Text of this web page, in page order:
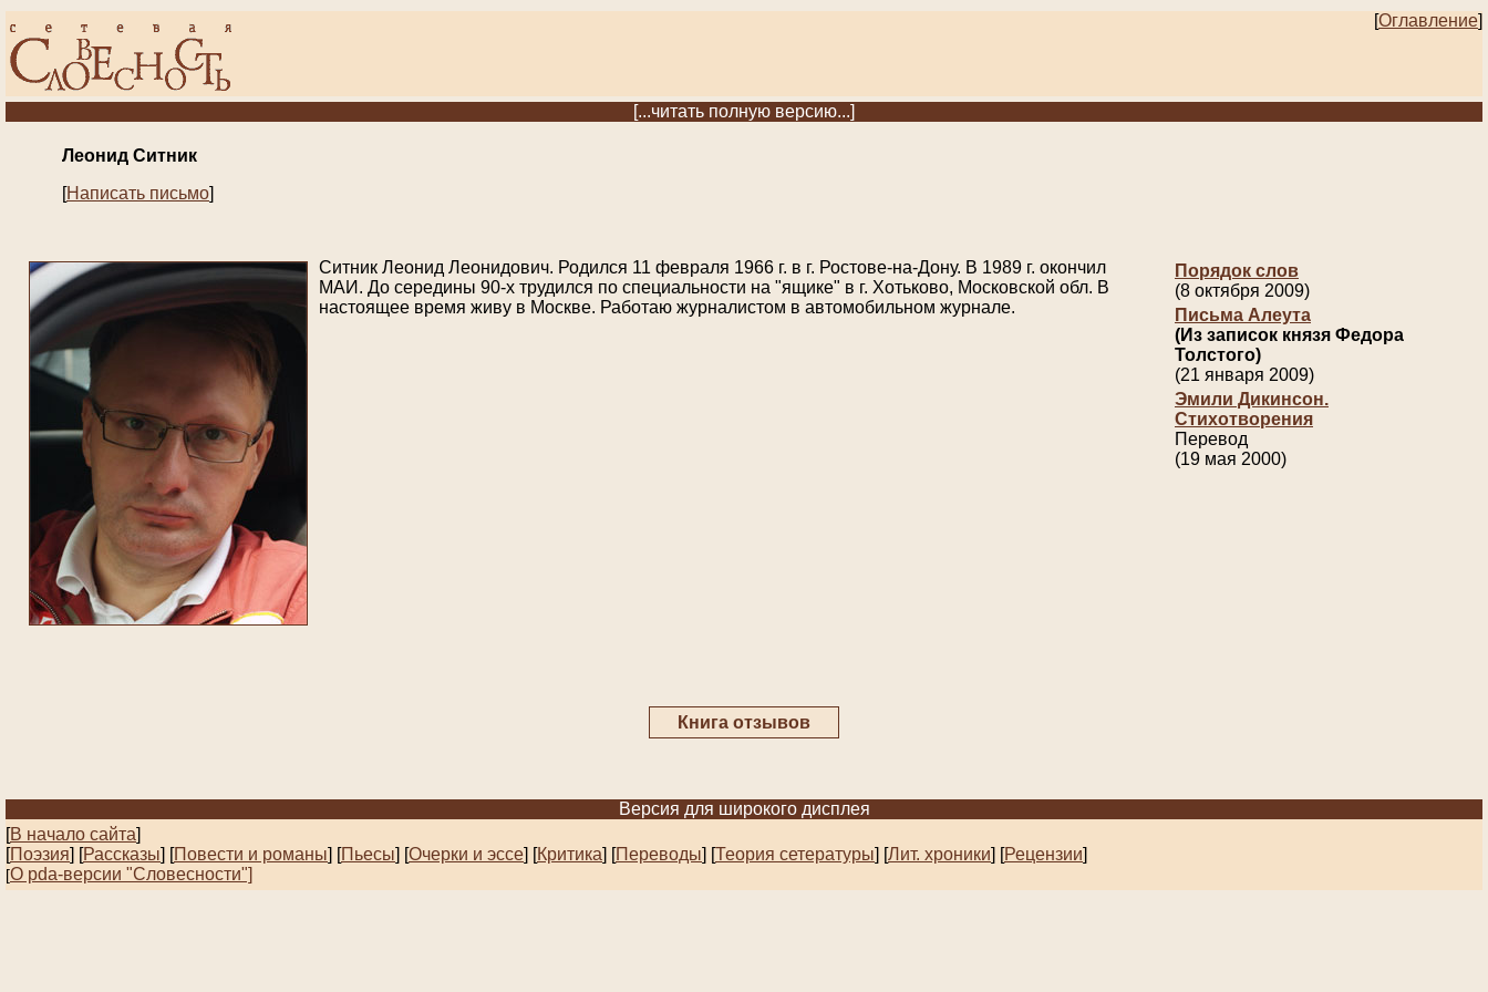
[Оглавление]
[...читать полную версию...]
Леонид Ситник
[Написать письмо]
Ситник Леонид Леонидович. Родился 11 февраля 1966 г. в г. Ростове-на-Дону. В 1989 г. окончил
МАИ. До середины 90-х трудился по специальности на "ящике" в г. Хотьково, Московской обл. В
настоящее время живу в Москве. Работаю журналистом в автомобильном журнале.
Порядок слов
(8 октября 2009)
Письма Алеута
(Из записок князя Федора
Толстого)
(21 января 2009)
Эмили Дикинсон.
Стихотворения
Перевод
(19 мая 2000)
Книга отзывов
Версия для широкого дисплея
[В начало сайта]
[Поэзия] [Рассказы] [Повести и романы] [Пьесы] [Очерки и эссе] [Критика] [Переводы] [Теория сетературы] [Лит. хроники] [Рецензии]
[О pda-версии "Словесности"]